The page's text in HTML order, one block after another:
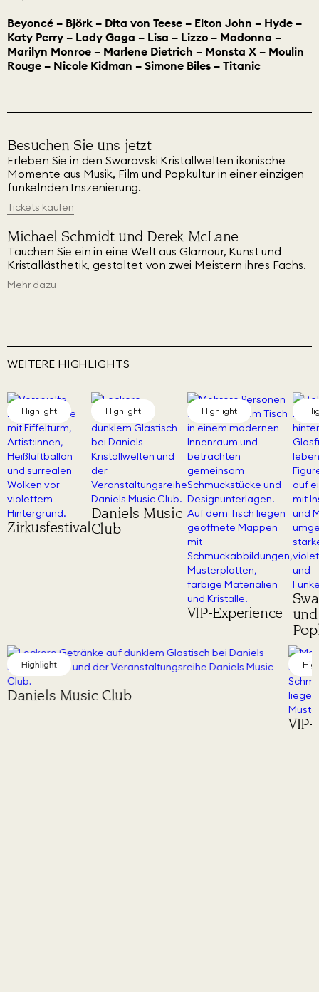
Beyoncé – Björk – Dita von Teese – Elton John – Hyde –
Katy Perry – Lady Gaga – Lisa – Lizzo – Madonna –
Marilyn Monroe – Marlene Dietrich – Monsta X – Moulin
Rouge – Nicole Kidman – Simone Biles – Titanic
Besuchen Sie uns jetzt
Erleben Sie in den Swarovski Kristallwelten ikonische
Momente aus Musik, Film und Popkultur in einer einzigen
funkelnden Inszenierung.
Tickets kaufen
Michael Schmidt und Derek McLane
Tauchen Sie ein in eine Welt aus Glamour, Kunst und
Kristallästhetik, gestaltet von zwei Meistern ihres Fachs.
Mehr dazu
WEITERE HIGHLIGHTS
Highlight
Zirkusfestival
Highlight
Daniels Music
Club
Highlight
VIP-Experience und
Highlight
Daniels Music Club